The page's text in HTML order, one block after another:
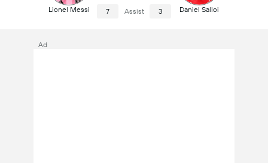
Lionel Messi 7 Assist 3 Daniel Salloi
Ad